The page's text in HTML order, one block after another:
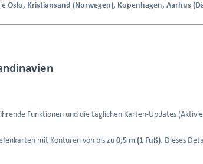
Oslo, Kristiansand (Norwegen), Kopenhagen, Aarhus
Funktionen und die täglichen Karten-Updates
mit Konturen von bis zu 0,5 m (1 Fuß). Dieses